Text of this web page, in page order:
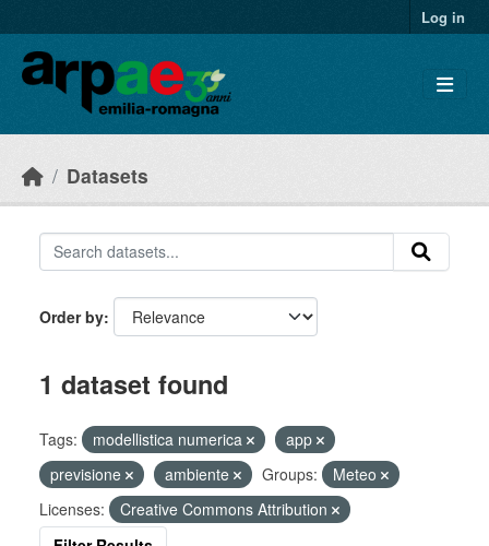
Log in
Datasets
Order by
1 dataset found
Tags: modellistica numerica
app
previsione
ambiente Groups:
Meteo
Licenses:
Creative Commons Attribution